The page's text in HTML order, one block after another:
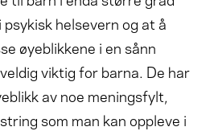
helsevern og at å
øyeblikkene i en sånn
viktig for barna. De har
av noe meningsfylt,
som man kan oppleve i